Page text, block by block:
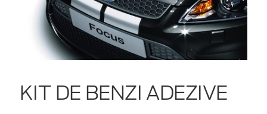
KIT DE BENZI ADEZIVE